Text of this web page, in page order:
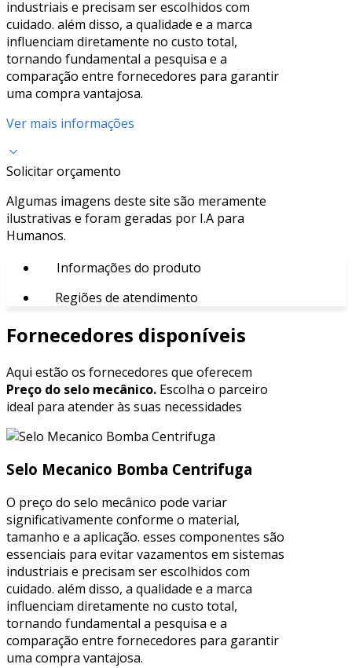
industriais e precisam ser escolhidos com
cuidado. além disso, a qualidade e a marca
influenciam diretamente no custo total,
tornando fundamental a pesquisa e a
comparação entre fornecedores para garantir
uma compra vantajosa.
Ver mais informações
Solicitar orçamento
Algumas imagens deste site são meramente
ilustrativas e foram geradas por I.A para
Humanos.
Informações do produto
Regiões de atendimento
Fornecedores disponíveis
Aqui estão os fornecedores que oferecem
Preço do selo mecânico. Escolha o parceiro
ideal para atender às suas necessidades
Selo Mecanico Bomba Centrifuga
O preço do selo mecânico pode variar
significativamente conforme o material,
tamanho e a aplicação. esses componentes são
essenciais para evitar vazamentos em sistemas
industriais e precisam ser escolhidos com
cuidado. além disso, a qualidade e a marca
influenciam diretamente no custo total,
tornando fundamental a pesquisa e a
comparação entre fornecedores para garantir
uma compra vantajosa.